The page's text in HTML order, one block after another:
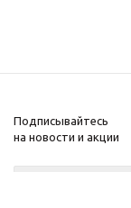
Подписывайтесь
на новости и акции